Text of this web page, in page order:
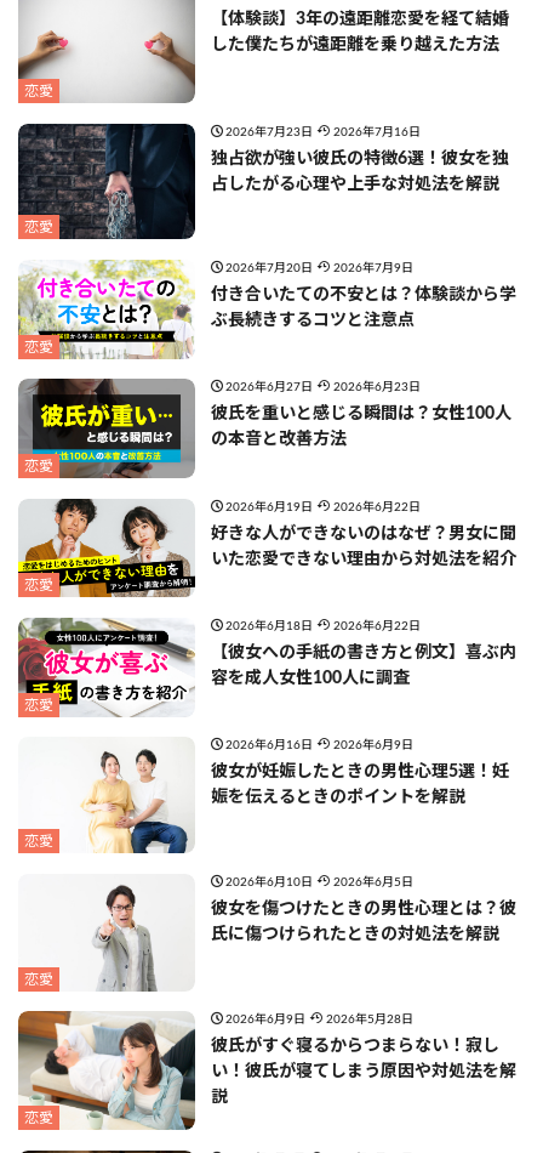
恋愛
【体験談】3年の遠距離恋愛を経て結婚
した僕たちが遠距離を乗り越えた方法
恋愛
2026年7月23日 2026年7月16日
独占欲が強い彼氏の特徴6選！彼女を独
占したがる心理や上手な対処法を解説
恋愛
2026年7月20日 2026年7月9日
付き合いたての不安とは？体験談から学
ぶ長続きするコツと注意点
恋愛
2026年6月27日 2026年6月23日
彼氏を重いと感じる瞬間は？女性100人
の本音と改善方法
恋愛
2026年6月19日 2026年6月22日
好きな人ができないのはなぜ？男女に聞
いた恋愛できない理由から対処法を紹介
恋愛
2026年6月18日 2026年6月22日
【彼女への手紙の書き方と例文】喜ぶ内
容を成人女性100人に調査
恋愛
2026年6月16日 2026年6月9日
彼女が妊娠したときの男性心理5選！妊
娠を伝えるときのポイントを解説
恋愛
2026年6月10日 2026年6月5日
彼女を傷つけたときの男性心理とは？彼
氏に傷つけられたときの対処法を解説
恋愛
2026年6月9日 2026年5月28日
彼氏がすぐ寝るからつまらない！寂し
い！彼氏が寝てしまう原因や対処法を解
説